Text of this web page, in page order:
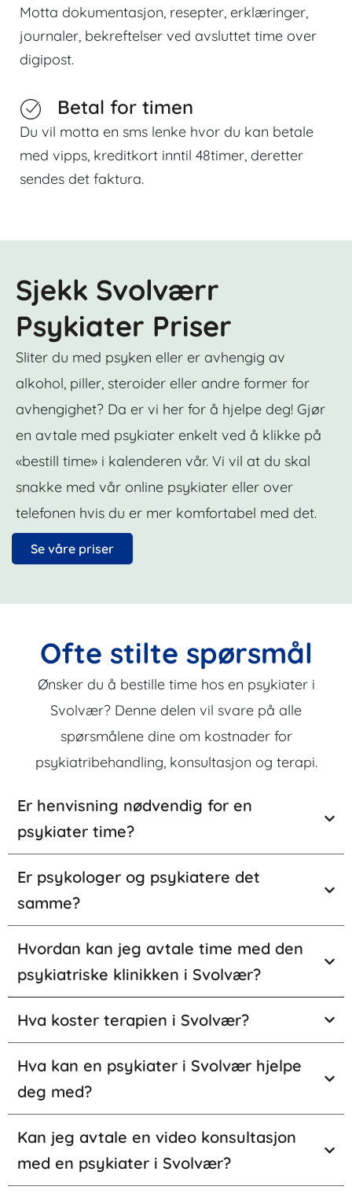
Motta dokumentasjon, resepter, erklæringer,
journaler, bekreftelser ved avsluttet time over
digipost.
Betal for timen
Du vil motta en sms lenke hvor du kan betale
med vipps, kreditkort inntil 48timer, deretter
sendes det faktura.
Sjekk Svolværr
Psykiater Priser
Sliter du med psyken eller er avhengig av
alkohol, piller, steroider eller andre former for
avhengighet? Da er vi her for å hjelpe deg! Gjør
en avtale med psykiater enkelt ved å klikke på
«bestill time» i kalenderen vår. Vi vil at du skal
snakke med vår online psykiater eller over
telefonen hvis du er mer komfortabel med det.
Se våre priser
Ofte stilte spørsmål
Ønsker du å bestille time hos en psykiater i
Svolvær? Denne delen vil svare på alle
spørsmålene dine om kostnader for
psykiatribehandling, konsultasjon og terapi.
Er henvisning nødvendig for en
psykiater time?
Er psykologer og psykiatere det
samme?
Hvordan kan jeg avtale time med den
psykiatriske klinikken i Svolvær?
Hva koster terapien i Svolvær?
Hva kan en psykiater i Svolvær hjelpe
deg med?
Kan jeg avtale en video konsultasjon
med en psykiater i Svolvær?